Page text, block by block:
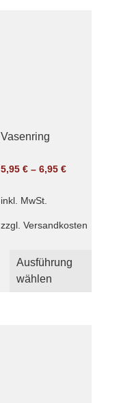
Vasenring
5,95 €– 6,95 €
inkl. MwSt.
zzgl. Versandkosten
Ausführung
wählen